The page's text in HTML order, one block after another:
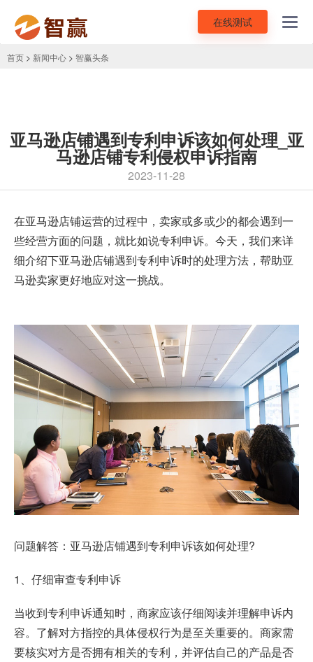
在线测试
首页 > 新闻中心 > 智赢头条
亚马逊店铺遇到专利申诉该如何处理_亚
马逊店铺专利侵权申诉指南
2023-11-28
在亚马逊店铺运营的过程中，卖家或多或少的都会遇到一
些经营方面的问题，就比如说专利申诉。今天，我们来详
细介绍下亚马逊店铺遇到专利申诉时的处理方法，帮助亚
马逊卖家更好地应对这一挑战。
问题解答： 亚马逊店铺遇到专利申诉该如何处理?
1、仔细审查专利申诉
当收到专利申诉通知时，商家应该仔细阅读并理解申诉内
容。了解对方指控的具体侵权行为是至关重要的。商家需
要核实对方是否拥有相关的专利，并评估自己的产品是否